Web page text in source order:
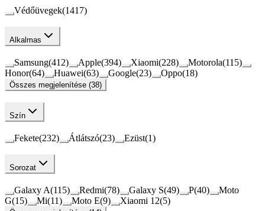
Védőüvegek(1417)
Alkalmas
Samsung(412) Apple(394) Xiaomi(228) Motorola(115)
Honor(64) Huawei(63) Google(23) Oppo(18)
Összes megjelenítése (38)
Szín
Fekete(232) Átlátszó(23) Ezüst(1)
Sorozat
Galaxy A(115) Redmi(78) Galaxy S(49) P(40)
Moto
G(15) Mi(11) Moto E(9) Xiaomi 12(5)